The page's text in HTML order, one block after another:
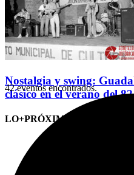
Nostalgia y swing:
clásico en el verano del 82
LO+PRÓXIMO (CITAS)
42 eventos encontrados.